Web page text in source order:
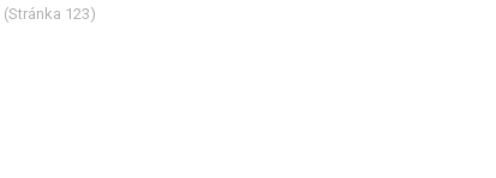
(Stránka 123)